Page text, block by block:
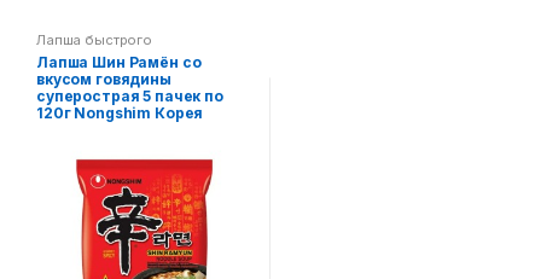
Лапша быстрого
приготовления
кухня
Лапша Шин Рамён со
вкусом говядины
суперострая 5 пачек по
120г Nongshim Корея